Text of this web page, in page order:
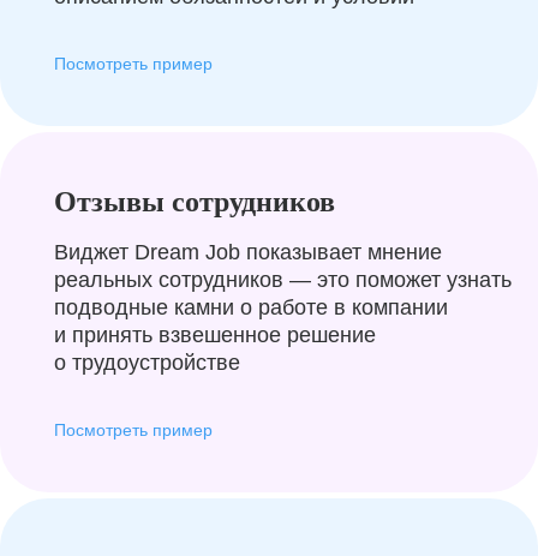
Посмотреть пример
Отзывы сотрудников
Виджет Dream Job показывает мнение
реальных сотрудников — это поможет узнать
подводные камни о работе в компании
и принять взвешенное решение
о трудоустройстве
Посмотреть пример